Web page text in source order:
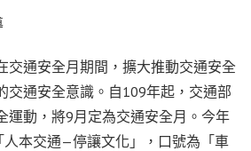
交通安全月期間，擴大推動交通安全
交通安全意識。自109年起，交通部
運動，將9月定為交通安全月。今年
人本交通—停讓文化」，口號為「車